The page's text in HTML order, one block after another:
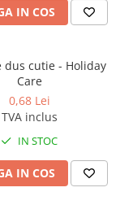
IN COS
dus cutie - Holiday
Care
0,68 Lei
TVA inclus
IN STOC
IN COS